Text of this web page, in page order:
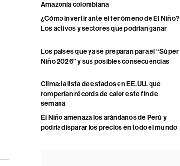
Amazonía colombiana
¿Cómo invertir ante el fenómeno de El Niño?
Los activos y sectores que podrían ganar
Los países que ya se preparan para el “Súper
Niño 2026” y sus posibles consecuencias
Clima: la lista de estados en EE.UU. que
romperían récords de calor este fin de
semana
El Niño amenaza los arándanos de Perú y
podría disparar los precios en todo el mundo